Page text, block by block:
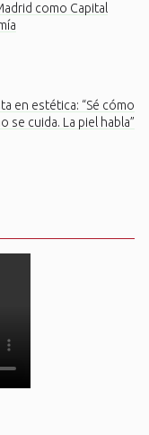
como Capital
en estética: “Sé cómo
se cuida. La piel habla”